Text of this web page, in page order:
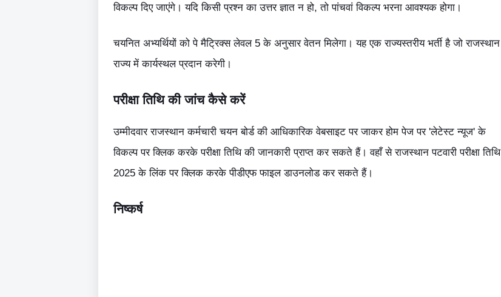
विकल्प दिए जाएंगे। यदि किसी प्रश्न का उत्तर ज्ञात न हो, तो पांचवां विकल्प भरना आवश्यक होगा।
चयनित अभ्यर्थियों को पे मैट्रिक्स लेवल 5 के अनुसार वेतन मिलेगा। यह एक राज्यस्तरीय भर्ती है जो राजस्थान
राज्य में कार्यस्थल प्रदान करेगी।
परीक्षा तिथि की जांच कैसे करें
उम्मीदवार राजस्थान कर्मचारी चयन बोर्ड की आधिकारिक वेबसाइट पर जाकर होम पेज पर 'लेटेस्ट न्यूज' के
विकल्प पर क्लिक करके परीक्षा तिथि की जानकारी प्राप्त कर सकते हैं। वहाँ से राजस्थान पटवारी परीक्षा तिथि
2025 के लिंक पर क्लिक करके पीडीएफ फाइल डाउनलोड कर सकते हैं।
निष्कर्ष